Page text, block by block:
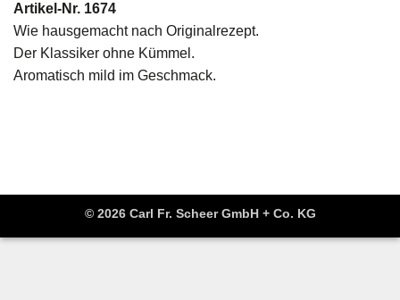
Artikel-Nr. 1674
Wie hausgemacht nach Originalrezept.
Der Klassiker ohne Kümmel.
Aromatisch mild im Geschmack.
© 2026 Carl Fr. Scheer GmbH + Co. KG